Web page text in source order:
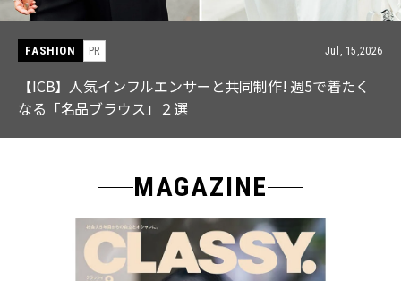
FASHION PR Jul, 15,2026
【ICB】人気インフルエンサーと共同制作! 週5で着たく
なる「名品ブラウス」２選
MAGAZINE